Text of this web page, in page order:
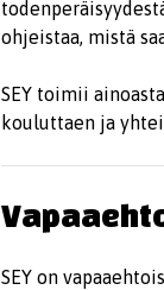
ohjeistaa, mistä
SEY toimii
kouluttaen ja
SEY on